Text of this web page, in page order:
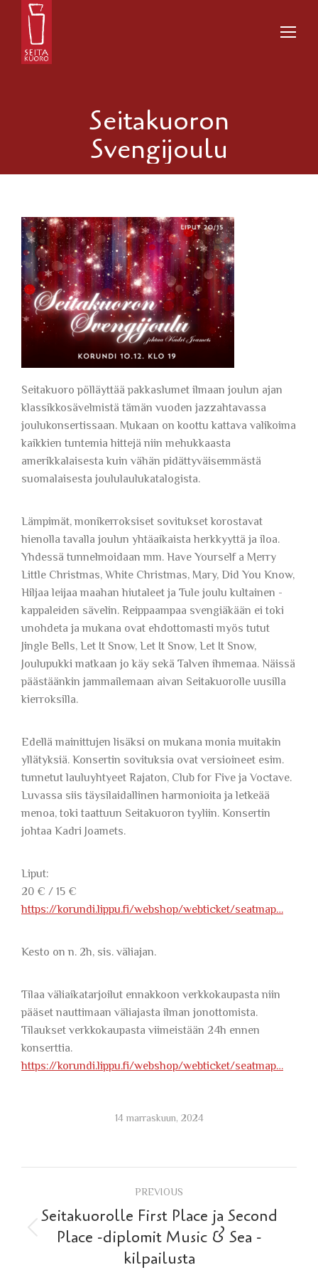
Seitakuoron
Svengijoulu
Seitakuoro pölläyttää pakkaslumet ilmaan joulun ajan
klassikkosävelmistä tämän vuoden jazzahtavassa
joulukonsertissaan. Mukaan on koottu kattava valikoima
kaikkien tuntemia hittejä niin mehukkaasta
amerikkalaisesta kuin vähän pidättyväisemmästä
suomalaisesta joululaulukatalogista.
Lämpimät, monikerroksiset sovitukset korostavat
hienolla tavalla joulun yhtäaikaista herkkyyttä ja iloa.
Yhdessä tunnelmoidaan mm. Have Yourself a Merry
Little Christmas, White Christmas, Mary, Did You Know,
Hiljaa leijaa maahan hiutaleet ja Tule joulu kultainen -
kappaleiden sävelin. Reippaampaa svengiäkään ei toki
unohdeta ja mukana ovat ehdottomasti myös tutut
Jingle Bells, Let It Snow, Let It Snow, Let It Snow,
Joulupukki matkaan jo käy sekä Talven ihmemaa. Näissä
päästäänkin jammailemaan aivan Seitakuorolle uusilla
kierroksilla.
Edellä mainittujen lisäksi on mukana monia muitakin
yllätyksiä. Konsertin sovituksia ovat versioineet esim.
tunnetut lauluyhtyeet Rajaton, Club for Five ja Voctave.
Luvassa siis täysilaidallinen harmonioita ja letkeää
menoa, toki taattuun Seitakuoron tyyliin. Konsertin
johtaa Kadri Joamets.
Liput:
20 € / 15 €
https://korundi.lippu.fi/webshop/webticket/seatmap…
Kesto on n. 2h, sis. väliajan.
Tilaa väliaikatarjoilut ennakkoon verkkokaupasta niin
pääset nauttimaan väliajasta ilman jonottomista.
Tilaukset verkkokaupasta viimeistään 24h ennen
konserttia.
https://korundi.lippu.fi/webshop/webticket/seatmap…
14 marraskuun, 2024
navigation
PREVIOUS
Previous
post:
Seitakuorolle First Place ja Second
Place -diplomit Music & Sea -
kilpailusta